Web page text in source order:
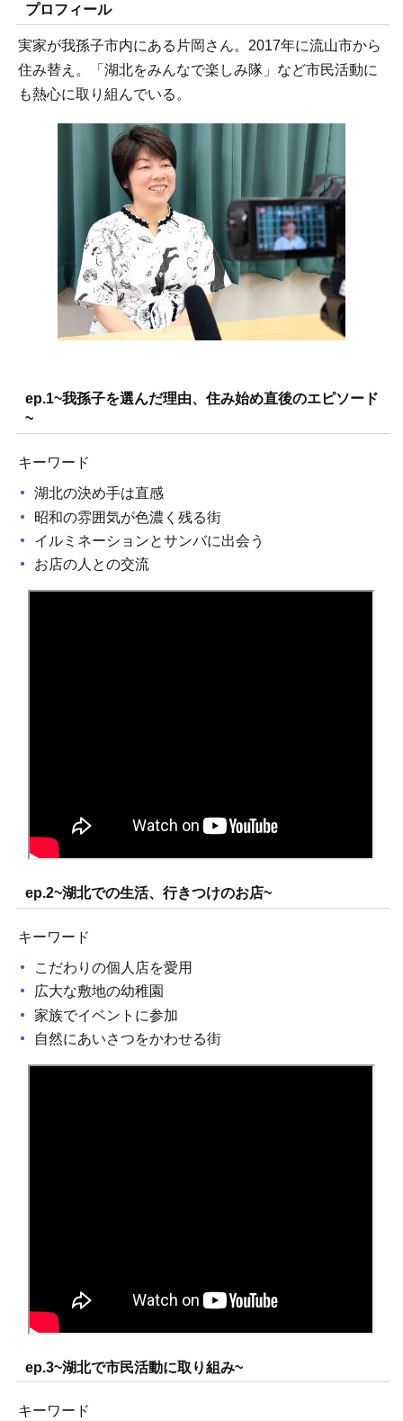
プロフィール
実家が我孫子市内にある片岡さん。2017年に流山市から
住み替え。「湖北をみんなで楽しみ隊」など市民活動に
も熱心に取り組んでいる。
ep.1~我孫子を選んだ理由、住み始め直後のエピソード
~
キーワード
湖北の決め手は直感
昭和の雰囲気が色濃く残る街
イルミネーションとサンバに出会う
お店の人との交流
ep.2~湖北での生活、行きつけのお店~
キーワード
こだわりの個人店を愛用
広大な敷地の幼稚園
家族でイベントに参加
自然にあいさつをかわせる街
ep.3~湖北で市民活動に取り組み~
キーワード